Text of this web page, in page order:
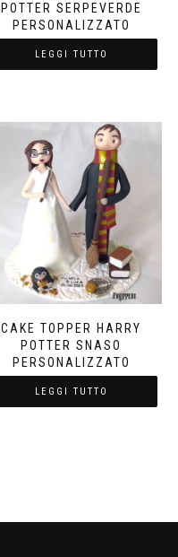
POTTER SERPEVERDE
PERSONALIZZATO
LEGGI TUTTO
CAKE TOPPER HARRY
POTTER SNASO
PERSONALIZZATO
LEGGI TUTTO